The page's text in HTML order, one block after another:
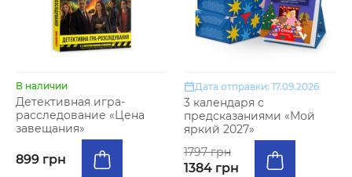
В наличии
Детективная игра-
расследование «Цена
завещания»
899 грн
Дата отправки: 17.09.2026
3 календаря с
предсказаниями «Мой
яркий 2027»
1797 грн
1384 грн